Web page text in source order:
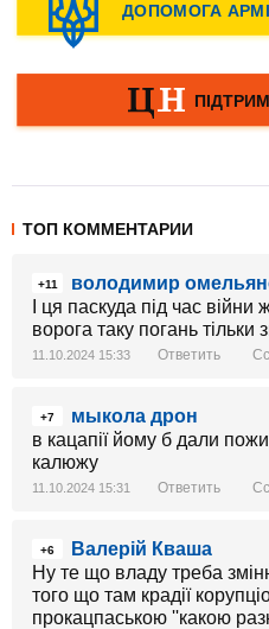
ТОП КОММЕНТАРИИ
+11
володимир
І ця паскуда під час
ворога таку погань
11.10.2024 15:33 Ответить
+7
мыкола дрон
в кацапії йому б дали
калюжу
11.10.2024 15:31 Ответить
+6
Валерій Кваша
Ну те що владу треба
того що там крадії
прокацпаською ''какою